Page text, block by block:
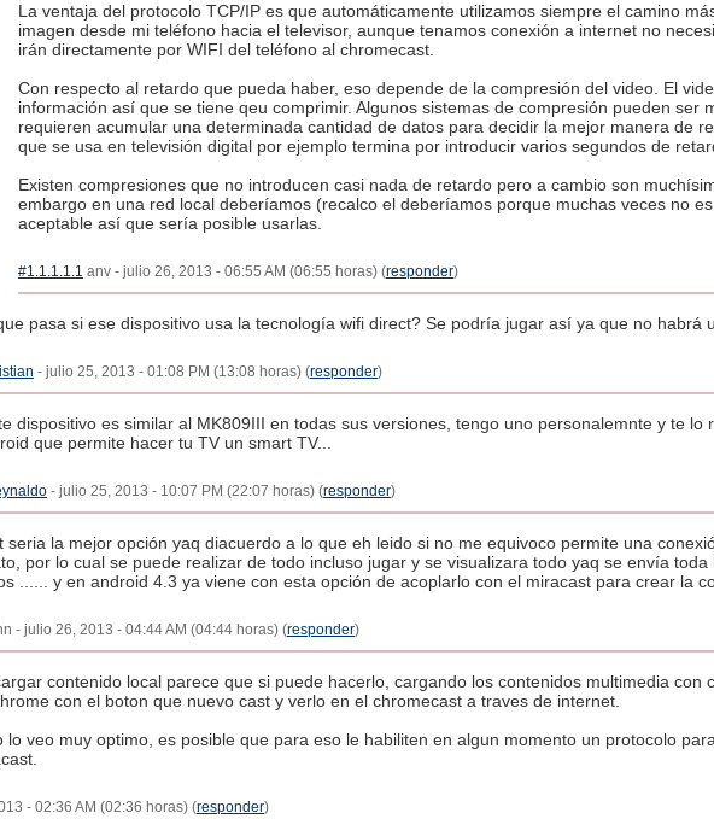
La ventaja del protocolo TCP/IP es que automáticamente utilizamos siempre el camino
imagen desde mi teléfono hacia el televisor, aunque tenamos conexión a internet no
irán directamente por WIFI del teléfono al chromecast.
Con respecto al retardo que pueda haber, eso depende de la compresión del video. El
información así que se tiene qeu comprimir. Algunos sistemas de compresión pueden ser
requieren acumular una determinada cantidad de datos para decidir la mejor manera de
que se usa en televisión digital por ejemplo termina por introducir varios segundos de
Existen compresiones que no introducen casi nada de retardo pero a cambio son
embargo en una red local deberíamos (recalco el deberíamos porque muchas veces no
aceptable así que sería posible usarlas.
#1.1.1.1.1 anv - julio 26, 2013 - 06:55 AM (06:55 horas) (responder)
pasa si ese dispositivo usa la tecnología wifi direct? Se podría jugar así ya que no habrá
- julio 25, 2013 - 01:08 PM (13:08 horas) (responder)
dispositivo es similar al MK809III en todas sus versiones, tengo uno personalemnte y te lo
que permite hacer tu TV un smart TV...
- julio 25, 2013 - 10:07 PM (22:07 horas) (responder)
seria la mejor opción yaq diacuerdo a lo que eh leido si no me equivoco permite una
por lo cual se puede realizar de todo incluso jugar y se visualizara todo yaq se envía toda
...... y en android 4.3 ya viene con esta opción de acoplarlo con el miracast para crear la
- julio 26, 2013 - 04:44 AM (04:44 horas) (responder)
contenido local parece que si puede hacerlo, cargando los contenidos multimedia con
con el boton que nuevo cast y verlo en el chromecast a traves de internet.
lo veo muy optimo, es posible que para eso le habiliten en algun momento un protocolo
- 02:36 AM (02:36 horas) (responder)